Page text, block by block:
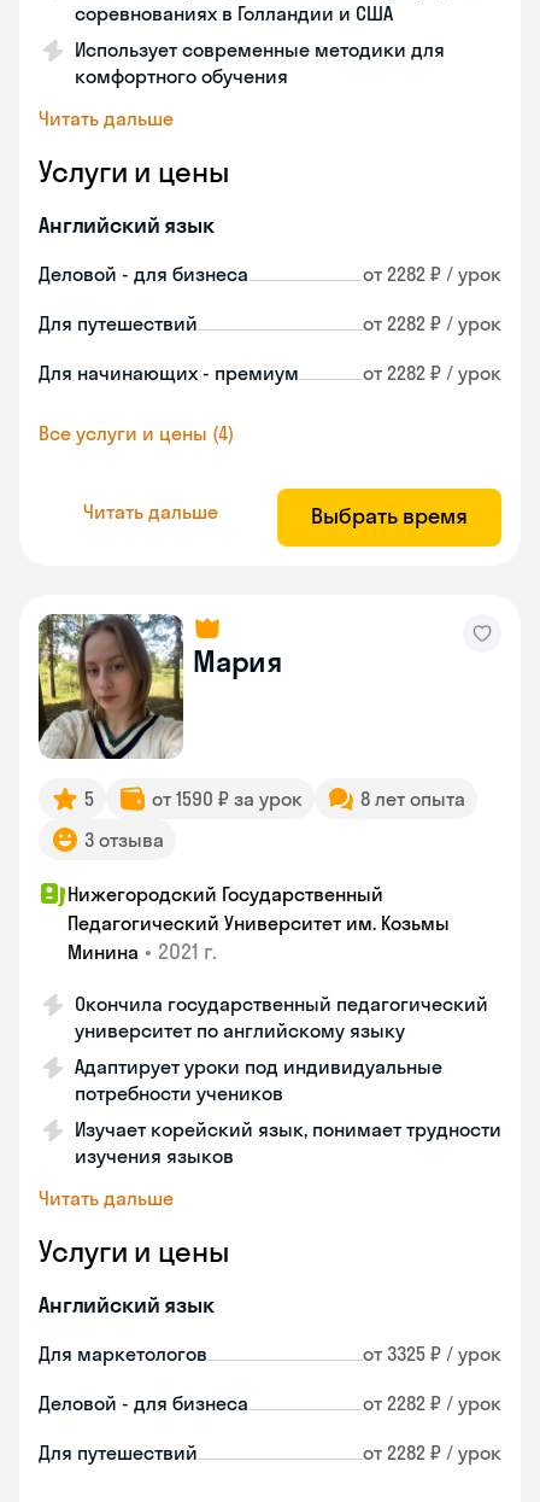
соревнованиях в Голландии и США
Использует современные методики для
комфортного обучения
Читать дальше
Услуги и цены
Английский язык
Деловой - для бизнеса от 2282 ₽ / урок
Для путешествий от 2282 ₽ / урок
Для начинающих - премиум от 2282 ₽ / урок
Все услуги и цены (4)
Читать дальше Выбрать время
Мария
5 от 1590 ₽ за урок
8 лет опыта
3 отзыва
Нижегородский Государственный
Педагогический Университет им. Козьмы
Минина • 2021 г.
Окончила государственный педагогический
университет по английскому языку
Адаптирует уроки под индивидуальные
потребности учеников
Изучает корейский язык, понимает трудности
изучения языков
Читать дальше
Услуги и цены
Английский язык
Для маркетологов от 3325 ₽ / урок
Деловой - для бизнеса от 2282 ₽ / урок
Для путешествий от 2282 ₽ / урок